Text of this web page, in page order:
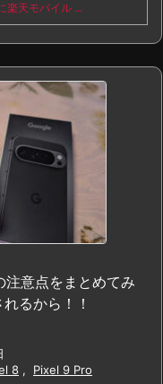
楽天モバイル ...
注意点をまとめてみ
るから！！
8 , Pixel 9 Pro